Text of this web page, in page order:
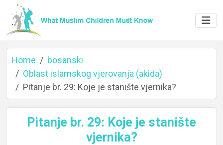
Home
Home
bosanski
Oblast islamskog vjerovanja (akida)
Pitanje br. 29: Koje je stanište vjernika?
Pitanje br. 29: Koje je stanište
vjernika?